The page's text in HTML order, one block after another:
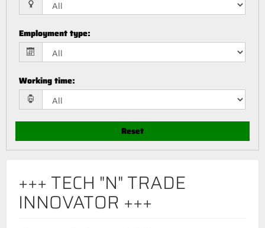
Employment type:
Working time:
Reset
+++ TECH "N" TRADE
INNOVATOR +++